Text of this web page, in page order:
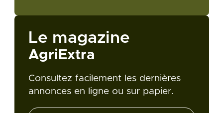
Le magazine
AgriExtra
Consultez facilement les dernières
annonces en ligne ou sur papier.